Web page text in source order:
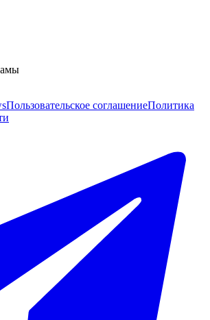
Пользовательское соглашениеПолитика